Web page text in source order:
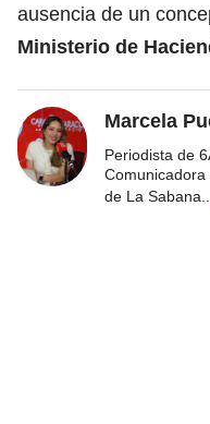
ausencia de un
Ministerio de
Marcela
Periodista de
Comunicadora
de La Sabana.